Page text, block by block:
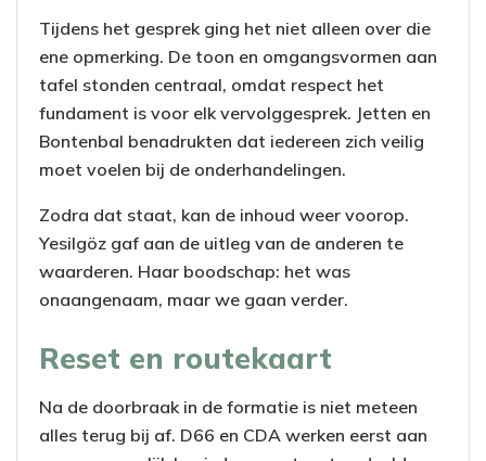
Tijdens het gesprek ging het niet alleen over die
ene opmerking. De toon en omgangsvormen aan
tafel stonden centraal, omdat respect het
fundament is voor elk vervolggesprek. Jetten en
Bontenbal benadrukten dat iedereen zich veilig
moet voelen bij de onderhandelingen.
Zodra dat staat, kan de inhoud weer voorop.
Yesilgöz gaf aan de uitleg van de anderen te
waarderen. Haar boodschap: het was
onaangenaam, maar we gaan verder.
Reset en routekaart
Na de doorbraak in de formatie is niet meteen
alles terug bij af. D66 en CDA werken eerst aan